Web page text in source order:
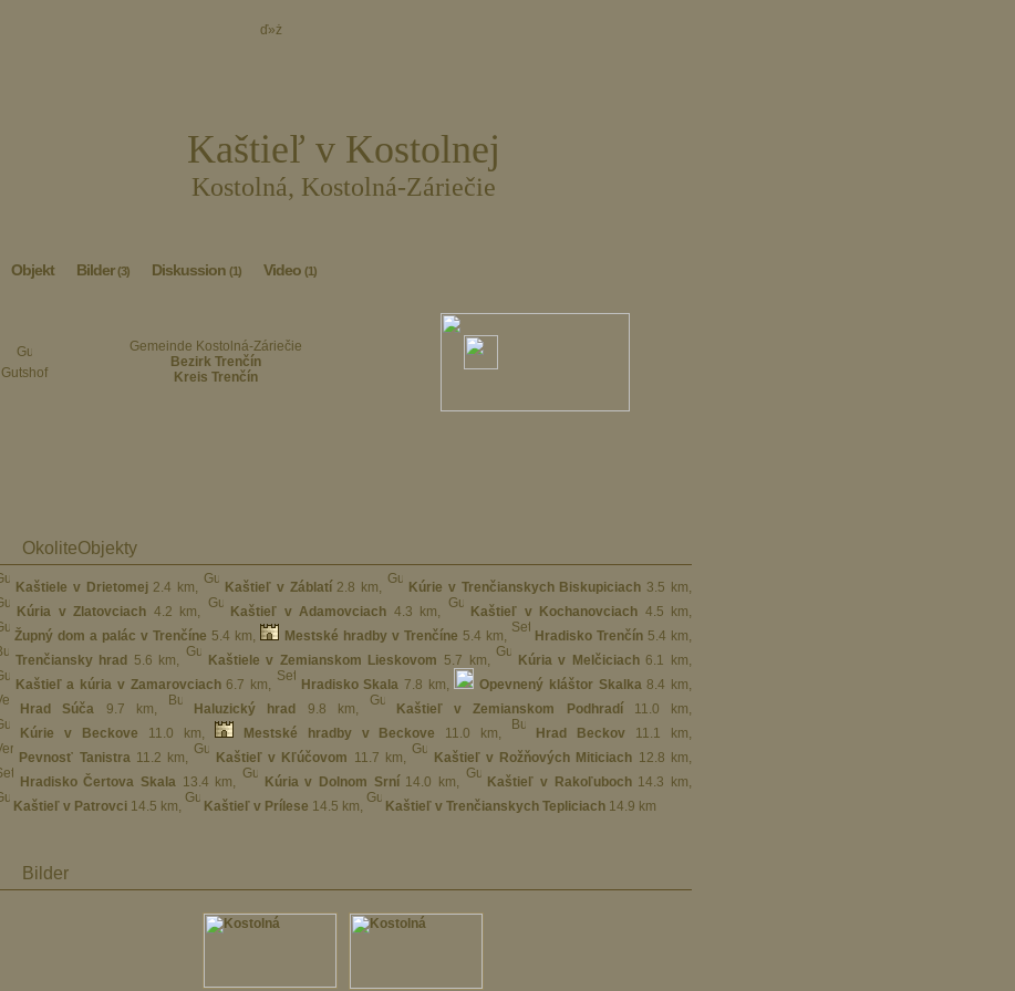
ď»ż
Kaštieľ v Kostolnej
Kostolná, Kostolná-Záriečie
Objekt Bilder(3) Diskussion (1) Video (1)
Gutshof
Gemeinde Kostolná-Záriečie
Bezirk Trenčín
Kreis Trenčín
OkoliteObjekty
Kaštiele v Drietomej2.4 km, Kaštieľ v Záblatí2.8 km, Kúrie v Trenčianskych Biskupiciach 3.5 km,
Kúria v Zlatovciach 4.2 km, Kaštieľ v Adamovciach 4.3 km, Kaštieľ v Kochanovciach 4.5 km,
Župný dom a palác v Trenčíne 5.4 km, Mestské hradby v Trenčíne 5.4 km, Hradisko Trenčín 5.4 km,
Trenčiansky hrad
5.6 km, Kaštiele v Zemianskom Lieskovom 5.7 km, Kúria v Melčiciach6.1 km,
Kaštieľ a kúria v Zamarovciach6.7 km, Hradisko Skala 7.8 km, Opevnený kláštor Skalka8.4 km,
Hrad Súča 9.7 km, Haluzický hrad 9.8 km, Kaštieľ v Zemianskom Podhradí11.0 km,
Kúrie v Beckove 11.0 km, Mestské hradby v Beckove 11.0 km, Hrad Beckov 11.1 km,
Pevnosť Tanistra11.2 km, Kaštieľ v Kľúčovom 11.7 km, Kaštieľ v Rožňových Miticiach 12.8 km,
Hradisko Čertova Skala 13.4 km, Kúria v Dolnom Srní14.0 km, Kaštieľ v Rakoľuboch14.3 km,
Kaštieľ v Patrovci 14.5 km, Kaštieľ v Prílese 14.5 km, Kaštieľ v Trenčianskych Tepliciach 14.9 km
Bilder